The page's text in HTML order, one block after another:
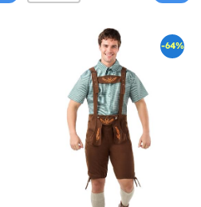
-64%